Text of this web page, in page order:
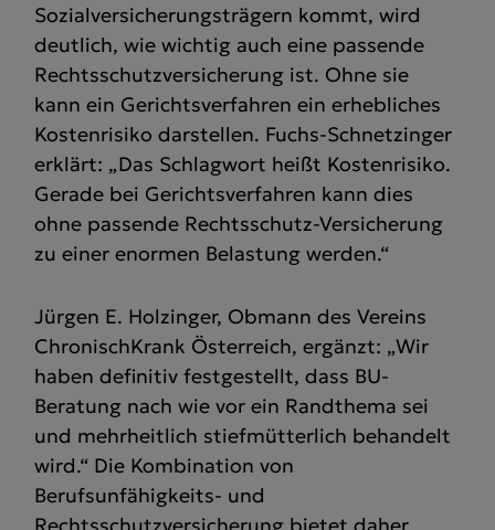
Sozialversicherungsträgern kommt, wird
deutlich, wie wichtig auch eine passende
Rechtsschutzversicherung ist. Ohne sie
kann ein Gerichtsverfahren ein erhebliches
Kostenrisiko darstellen. Fuchs-Schnetzinger
erklärt: „Das Schlagwort heißt Kostenrisiko.
Gerade bei Gerichtsverfahren kann dies
ohne passende Rechtsschutz-Versicherung
zu einer enormen Belastung werden.“
Jürgen E. Holzinger, Obmann des Vereins
ChronischKrank Österreich, ergänzt: „Wir
haben definitiv festgestellt, dass BU-
Beratung nach wie vor ein Randthema sei
und mehrheitlich stiefmütterlich behandelt
wird.“ Die Kombination von
Berufsunfähigkeits- und